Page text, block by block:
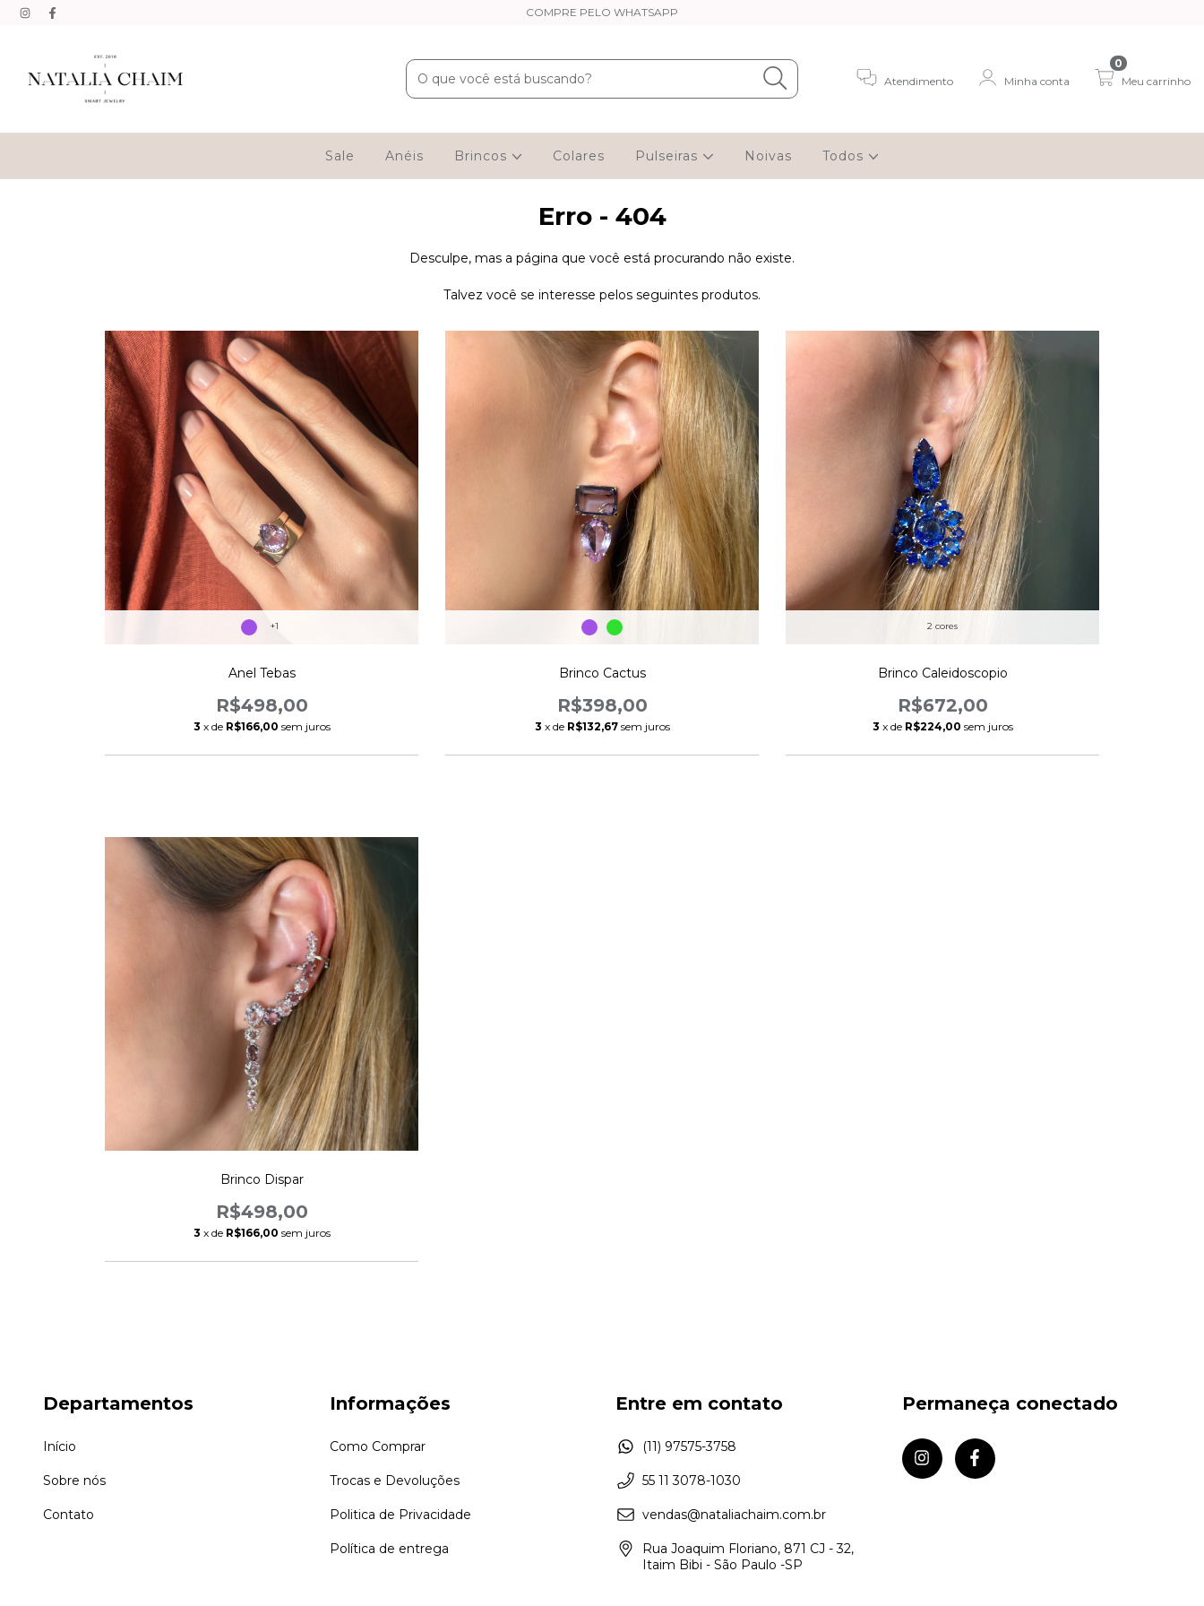
COMPRE PELO WHATSAPP
Atendimento Minha conta Meu carrinho
0
Sale Anéis Brincos Colares Pulseiras Noivas Todos
Erro - 404
Desculpe, mas a página que você está procurando não existe.
Talvez você se interesse pelos seguintes produtos.
+1
Anel Tebas
R$498,00
3 x de R$166,00 sem juros
Brinco Cactus
R$398,00
3 x de R$132,67 sem juros
2 cores
Brinco Caleidoscopio
R$672,00
3 x de R$224,00 sem juros
Brinco Dispar
R$498,00
3 x de R$166,00 sem juros
Departamentos
Início
Sobre nós
Contato
Informações
Como Comprar
Trocas e Devoluções
Politica de Privacidade
Política de entrega
Entre em contato
(11) 97575-3758
55 11 3078-1030
vendas@nataliachaim.com.br
Rua Joaquim Floriano, 871 CJ - 32,
Itaim Bibi - São Paulo -SP
Permaneça conectado